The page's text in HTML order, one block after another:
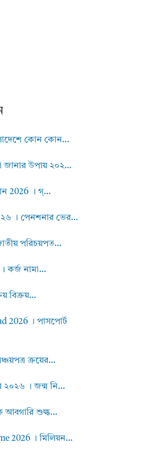
কোন কোন...
জানার উপায় ২০২...
2026 । গ্...
। পেনশনার ভের...
পরিচয়পত...
কর্জ নামা...
বিক্রয়...
2026 । পাসপোর্ট
ক্রয়ের...
২০২৬ । জন্ম নি...
আবগারি শুল্ক...
2026 । মিলিয়ন...